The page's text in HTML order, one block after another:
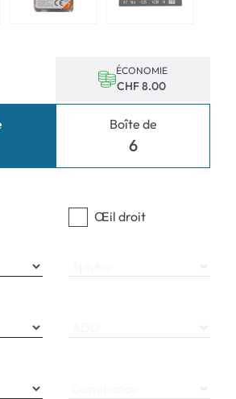
ÉCONOMIE
CHF 8.00
Boîte de
6
Œil droit